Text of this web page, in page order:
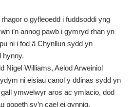
o gyfleoedd i fuddsoddi yng
i’n annog pawb i gymryd rhan yn
ni i fod â Chynllun sydd yn
hynny.
Nigel Williams, Aelod Arweiniol
ni eisiau canol y ddinas sydd yn
ymwelwyr aros ac ymlacio, dod
popeth sy’n cael ei gynnig.